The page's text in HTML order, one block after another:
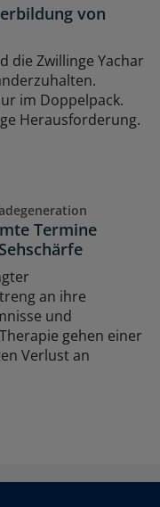
von
die Zwillinge Yachar
im Doppelpack.
Herausforderung.
Termine
an ihre
und
gehen einer
Verlust an